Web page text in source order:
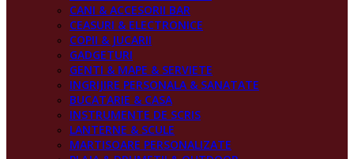
CANI & ACCESORII BAR
CEASURI & ELECTRONICE
COPII & JUCARII
GADGETURI
GENTI & MAPE & SERVIETE
INGRIJIRE PERSONALA & SANATATE
BUCATARIE & CASA
INSTRUMENTE DE SCRIS
LANTERNE & SCULE
MARTISOARE PERSONALIZATE